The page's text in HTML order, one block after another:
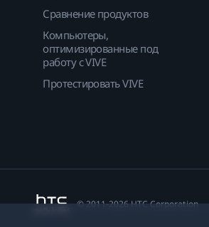
Сравнение продуктов
Компьютеры,
оптимизированные под
работу с VIVE
Протестировать VIVE
© 2011-2026 HTC Corporation